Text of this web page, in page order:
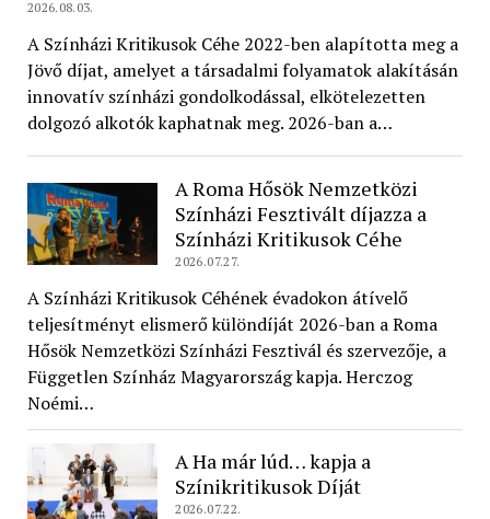
2026.08.03.
A Színházi Kritikusok Céhe 2022-ben alapította meg a
Jövő díjat, amelyet a társadalmi folyamatok alakításán
innovatív színházi gondolkodással, elkötelezetten
dolgozó alkotók kaphatnak meg. 2026-ban a…
A Roma Hősök Nemzetközi
Színházi Fesztivált díjazza a
Színházi Kritikusok Céhe
2026.07.27.
A Színházi Kritikusok Céhének évadokon átívelő
teljesítményt elismerő különdíját 2026-ban a Roma
Hősök Nemzetközi Színházi Fesztivál és szervezője, a
Független Színház Magyarország kapja. Herczog
Noémi…
A Ha már lúd… kapja a
Színikritikusok Díját
2026.07.22.